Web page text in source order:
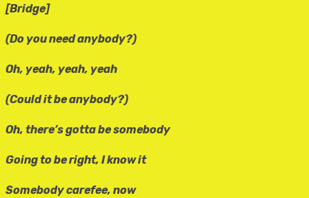
[Bridge]
(Do you need anybody?)
Oh, yeah, yeah, yeah
(Could it be anybody?)
Oh, there’s gotta be somebody
Going to be right, I know it
Somebody carefee, now